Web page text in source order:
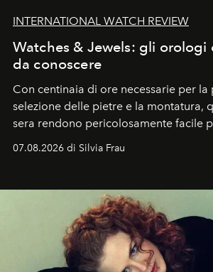
INTERNATIONAL WATCH REVIEW
Watches & Jewels: gli orologi
da conoscere
Con centinaia di ore necessarie per
selezione delle pietre e la montatura,
sera rendono pericolosamente facile
07.08.2026 di Silvia Frau